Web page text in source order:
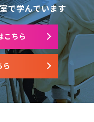
で学んでいます
ら
こちら